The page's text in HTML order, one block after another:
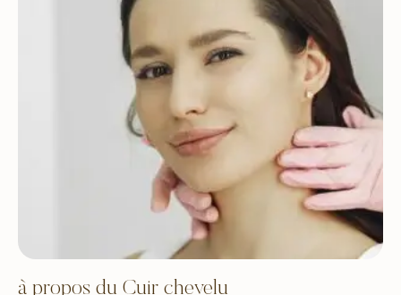
à propos du Cuir chevelu